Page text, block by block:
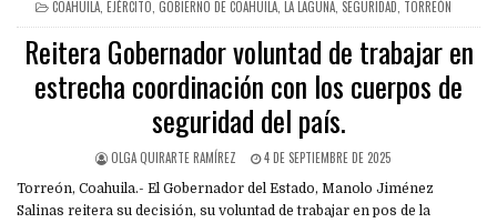
POSTED
IN
COAHUILA, EJÉRCITO GOBIERNO DE COAHUILA, LA LAGUNA, SEGURIDAD TORREÓN
Reitera Gobernador voluntad de trabajar en
estrecha coordinación con los cuerpos de
seguridad del país.
OLGA QUIRARTE RAMÍREZ 4 DE SEPTIEMBRE DE 2025
Torreón, Coahuila.- El Gobernador del Estado, Manolo Jiménez
Salinas reitera su decisión, su voluntad de trabajar en pos de la